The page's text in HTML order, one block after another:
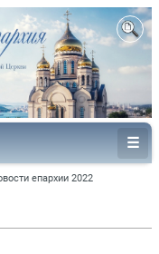
епархии 2022